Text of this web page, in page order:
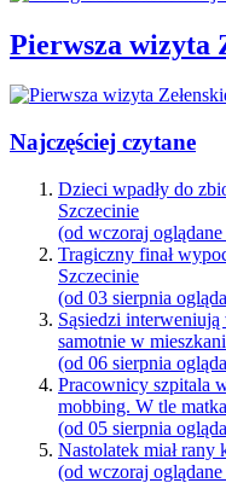
Pierwsza wizyta
Najczęściej czytane
Dzieci wpadły do
Szczecinie
(od wczoraj
Tragiczny finał
Szczecinie
(od 03 sierpnia
Sąsiedzi
samotnie w
(od 06 sierpnia
Pracownicy szpitala
mobbing. W tle
(od 05 sierpnia
Nastolatek miał rany
(od wczoraj